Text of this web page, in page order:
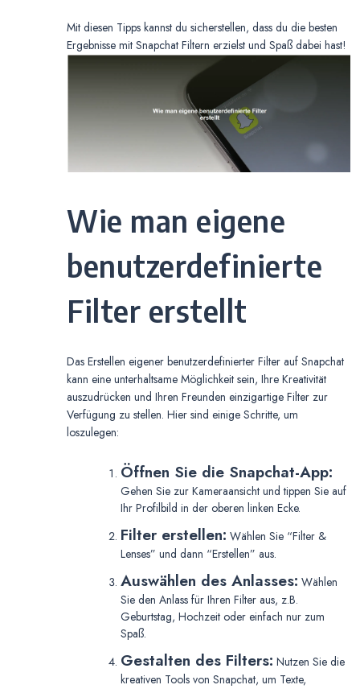
Mit diesen Tipps kannst du sicherstellen, dass du die besten
Ergebnisse mit Snapchat Filtern erzielst und Spaß dabei hast!
Wie man eigene
benutzerdefinierte
Filter erstellt
Das Erstellen eigener benutzerdefinierter Filter auf Snapchat
kann eine unterhaltsame Möglichkeit sein, Ihre Kreativität
auszudrücken und Ihren Freunden einzigartige Filter zur
Verfügung zu stellen. Hier sind einige Schritte, um
loszulegen:
Öffnen Sie die Snapchat-App:
Gehen Sie zur Kameraansicht und tippen Sie auf
Ihr Profilbild in der oberen linken Ecke.
Filter erstellen: Wählen Sie “Filter &
Lenses” und dann “Erstellen” aus.
Auswählen des Anlasses: Wählen
Sie den Anlass für Ihren Filter aus, z.B.
Geburtstag, Hochzeit oder einfach nur zum
Spaß.
Gestalten des Filters: Nutzen Sie die
kreativen Tools von Snapchat, um Texte,